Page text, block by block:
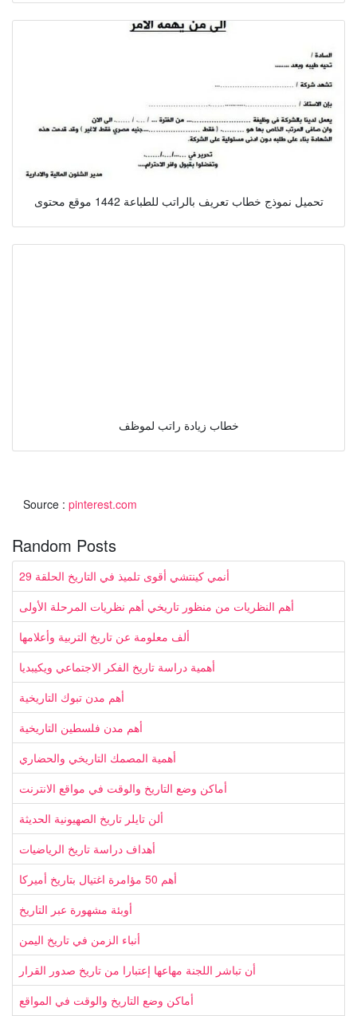
تحميل نموذج خطاب تعريف بالراتب للطباعة 1442 موقع محتوى
خطاب زيادة راتب لموظف
Source : pinterest.com
Random Posts
أنمي كينتشي أقوى تلميذ في التاريخ الحلقة 29
أهم النظريات من منظور تاريخي أهم نظريات المرحلة الأولى
ألف معلومة عن تاريخ التربية وأعلامها
أهمية دراسة تاريخ الفكر الاجتماعي ويكيبديا
أهم مدن تبوك التاريخية
أهم مدن فلسطين التاريخية
أهمية المصمك التاريخي والحضاري
أماكن وضع التاريخ والوقت في مواقع الانترنت
ألن تايلر تاريخ الصهيونية الحديثة
أهداف دراسة تاريخ الرياضيات
أهم 50 مؤامرة اغتيال بتاريخ أميركا
أوبئة مشهورة عبر التاريخ
أنباء الزمن في تاريخ اليمن
أن تباشر اللجنة مهاعها إعتبارا من تاريخ صدور القرار
أماكن وضع التاريخ والوقت في المواقع